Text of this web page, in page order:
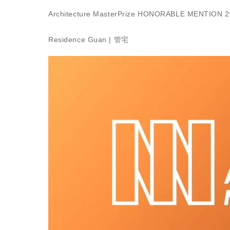
Architecture MasterPrize HONORABLE MENTION
Residence Guan | 管宅